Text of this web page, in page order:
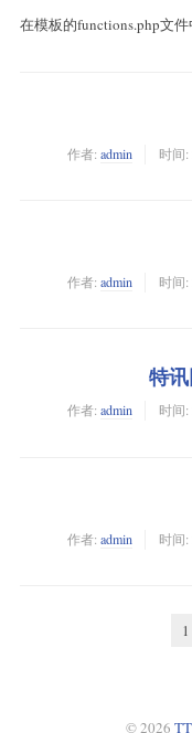
在模板的functions.php文
作者: admin 时间:
作者: admin 时间:
特
作者: admin 时间:
作者: admin 时间:
1
© 2026